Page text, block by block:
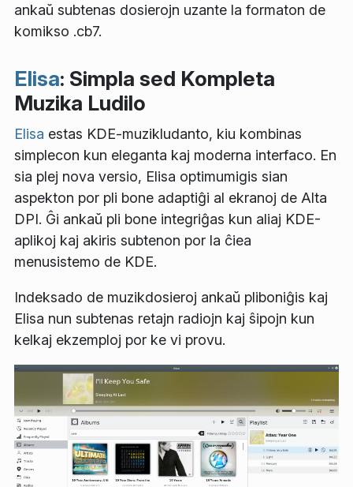
ankaŭ subtenas dosierojn uzante la formaton de
komikso .cb7.
Elisa: Simpla sed Kompleta
Muzika Ludilo
Elisa estas KDE-muzikludanto, kiu kombinas
simplecon kun eleganta kaj moderna interfaco. En
sia plej nova versio, Elisa optimumigis sian
aspekton por pli bone adaptiĝi al ekranoj de Alta
DPI. Ĝi ankaŭ pli bone integriĝas kun aliaj KDE-
aplikoj kaj akiris subtenon por la ĉiea
menusistemo de KDE.
Indeksado de muzikdosieroj ankaŭ pliboniĝis kaj
Elisa nun subtenas retajn radiojn kaj ŝipojn kun
kelkaj ekzemploj por ke vi provu.